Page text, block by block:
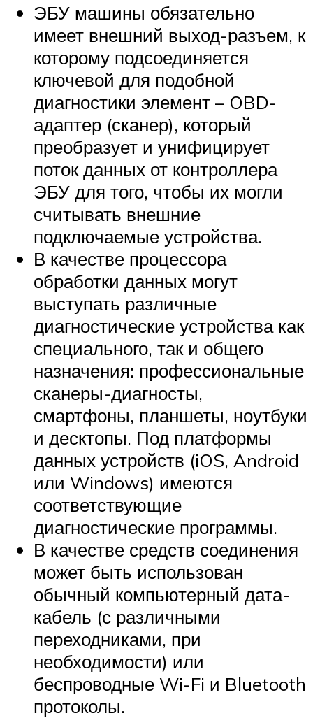
ЭБУ машины обязательно
имеет внешний выход-разъем, к
которому подсоединяется
ключевой для подобной
диагностики элемент – OBD-
адаптер (сканер), который
преобразует и унифицирует
поток данных от контроллера
ЭБУ для того, чтобы их могли
считывать внешние
подключаемые устройства.
В качестве процессора
обработки данных могут
выступать различные
диагностические устройства как
специального, так и общего
назначения: профессиональные
сканеры-диагносты,
смартфоны, планшеты, ноутбуки
и десктопы. Под платформы
данных устройств (iOS, Android
или Windows) имеются
соответствующие
диагностические программы.
В качестве средств соединения
может быть использован
обычный компьютерный дата-
кабель (с различными
переходниками, при
необходимости) или
беспроводные Wi-Fi и Bluetooth
протоколы.